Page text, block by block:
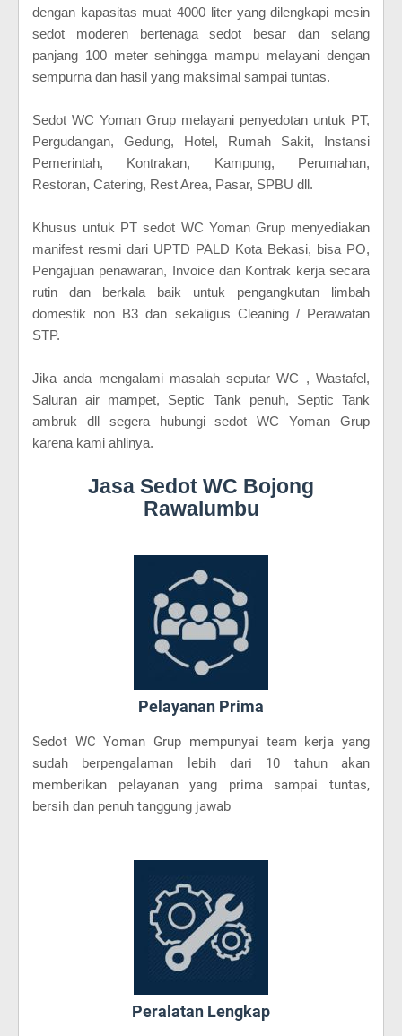
dengan kapasitas muat 4000 liter yang dilengkapi mesin
sedot moderen bertenaga sedot besar dan selang
panjang 100 meter sehingga mampu melayani dengan
sempurna dan hasil yang maksimal sampai tuntas.
Sedot WC Yoman Grup melayani penyedotan untuk PT,
Pergudangan, Gedung, Hotel, Rumah Sakit, Instansi
Pemerintah, Kontrakan, Kampung, Perumahan,
Restoran, Catering, Rest Area, Pasar, SPBU dll.
Khusus untuk PT sedot WC Yoman Grup menyediakan
manifest resmi dari UPTD PALD Kota Bekasi, bisa PO,
Pengajuan penawaran, Invoice dan Kontrak kerja secara
rutin dan berkala baik untuk pengangkutan limbah
domestik non B3 dan sekaligus Cleaning / Perawatan
STP.
Jika anda mengalami masalah seputar WC , Wastafel,
Saluran air mampet, Septic Tank penuh, Septic Tank
ambruk dll segera hubungi sedot WC Yoman Grup
karena kami ahlinya.
Jasa Sedot WC Bojong
Rawalumbu
Pelayanan Prima
Sedot WC Yoman Grup mempunyai team kerja yang
sudah berpengalaman lebih dari 10 tahun akan
memberikan pelayanan yang prima sampai tuntas,
bersih dan penuh tanggung jawab
Peralatan Lengkap